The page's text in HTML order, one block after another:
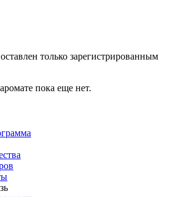
только зарегистрированным
пока еще нет.